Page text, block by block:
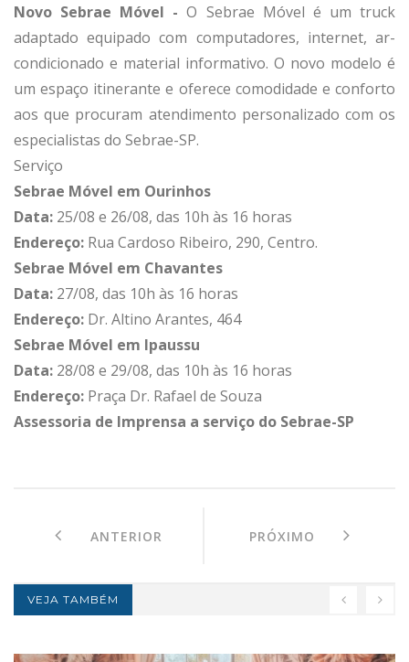
Novo Sebrae Móvel -O Sebrae Móvel é um truck
adaptado equipado com computadores, internet, ar-
condicionado e material informativo. O novo modelo é
um espaço itinerante e oferece comodidade e conforto
aos que procuram atendimento personalizado com os
especialistas do Sebrae-SP.
Serviço
Sebrae Móvel em Ourinhos
Data: 25/08 e 26/08, das 10h às 16 horas
Endereço: Rua Cardoso Ribeiro, 290, Centro.
Sebrae Móvel em Chavantes
Data: 27/08, das 10h às 16 horas
Endereço: Dr. Altino Arantes, 464
Sebrae Móvel em Ipaussu
Data: 28/08 e 29/08, das 10h às 16 horas
Endereço: Praça Dr. Rafael de Souza
Assessoria de Imprensa a serviço do Sebrae-SP
ANTERIOR PRÓXIMO
VEJA TAMBÉM